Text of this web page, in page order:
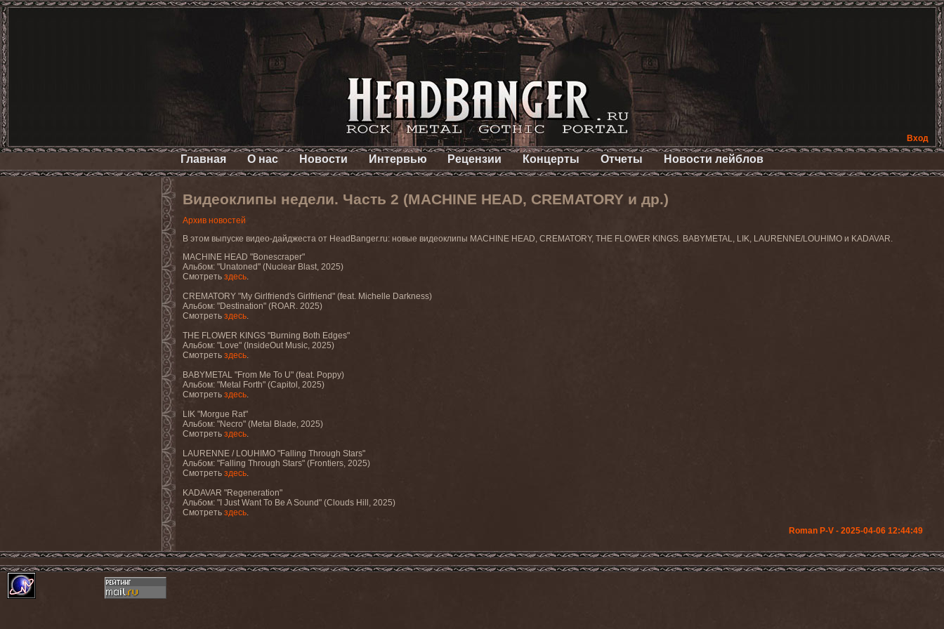
Вход
Главная О нас Новости Интервью Рецензии Концерты Отчеты Новости лейблов
Видеоклипы недели. Часть 2 (MACHINE HEAD, CREMATORY и др.)
Архив новостей
В этом выпуске видео-дайджеста от HeadBanger.ru: новые видеоклипы MACHINE HEAD, CREMATORY, THE FLOWER KINGS. BABYMETAL, LIK, LAURENNE/LOUHIMO и KADAVAR.
MACHINE HEAD "Bonescraper"
Альбом: "Unatoned" (Nuclear Blast, 2025)
Смотреть здесь.
CREMATORY "My Girlfriend's Girlfriend" (feat. Michelle Darkness)
Альбом: "Destination" (ROAR. 2025)
Смотреть здесь.
THE FLOWER KINGS "Burning Both Edges"
Альбом: "Love" (InsideOut Music, 2025)
Смотреть здесь.
BABYMETAL "From Me To U" (feat. Poppy)
Альбом: "Metal Forth" (Capitol, 2025)
Смотреть здесь.
LIK "Morgue Rat"
Альбом: "Necro" (Metal Blade, 2025)
Смотреть здесь.
LAURENNE / LOUHIMO "Falling Through Stars"
Альбом: "Falling Through Stars" (Frontiers, 2025)
Смотреть здесь.
KADAVAR "Regeneration"
Альбом: "I Just Want To Be A Sound" (Clouds Hill, 2025)
Смотреть здесь.
Roman P-V - 2025-04-06 12:44:49